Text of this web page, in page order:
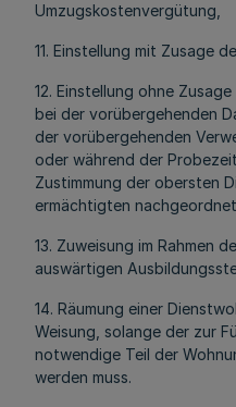
Umzugskostenvergütung,
11. Einstellung mit Zusage
12. Einstellung ohne
bei der vorübergehenden
der vorübergehenden
oder während der
Zustimmung der obersten
ermächtigten
13. Zuweisung im Rahmen
auswärtigen
14. Räumung einer
Weisung, solange der zur
notwendige Teil der
werden muss.